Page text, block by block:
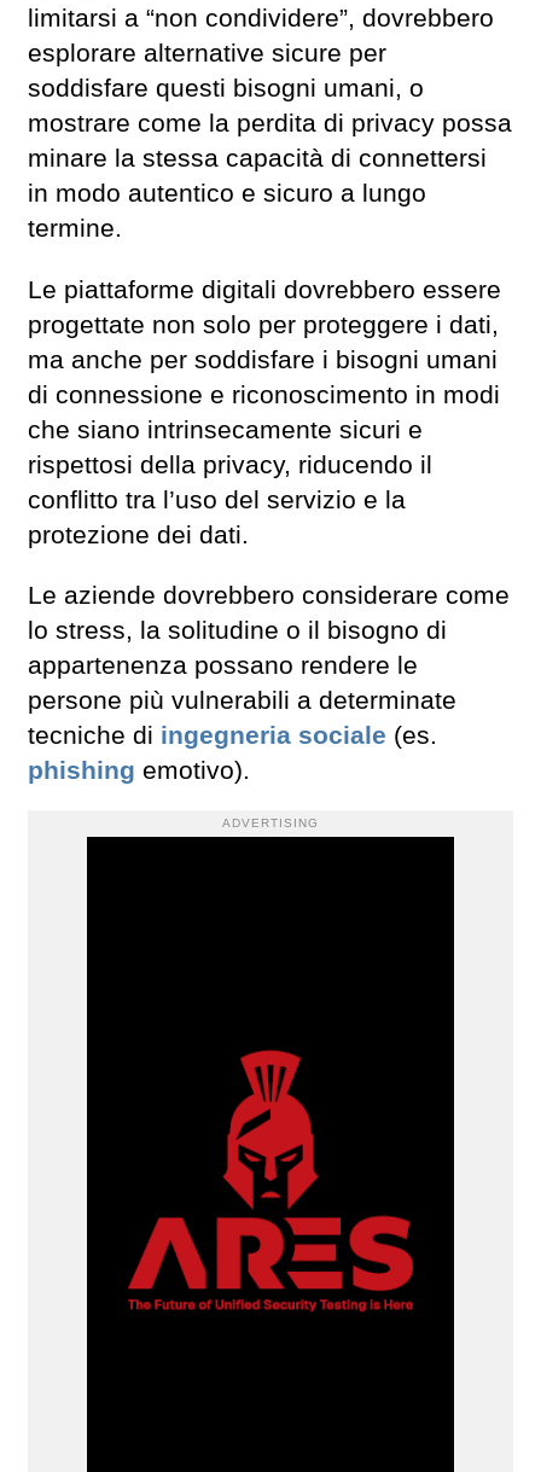
limitarsi a “non condividere”, dovrebbero
esplorare alternative sicure per
soddisfare questi bisogni umani, o
mostrare come la perdita di privacy possa
minare la stessa capacità di connettersi
in modo autentico e sicuro a lungo
termine.
Le piattaforme digitali dovrebbero essere
progettate non solo per proteggere i dati,
ma anche per soddisfare i bisogni umani
di connessione e riconoscimento in modi
che siano intrinsecamente sicuri e
rispettosi della privacy, riducendo il
conflitto tra l’uso del servizio e la
protezione dei dati.
Le aziende dovrebbero considerare come
lo stress, la solitudine o il bisogno di
appartenenza possano rendere le
persone più vulnerabili a determinate
tecniche di ingegneria sociale (es.
phishing emotivo).
ADVERTISING